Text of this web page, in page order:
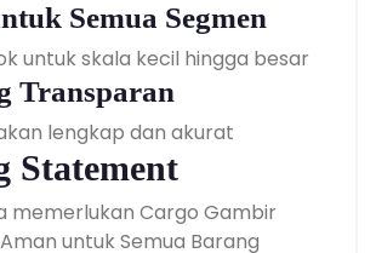
Semua Segmen
untuk skala kecil hingga besar
Transparan
lengkap dan akurat
Statement
memerlukan Cargo Gambir
untuk Semua Barang